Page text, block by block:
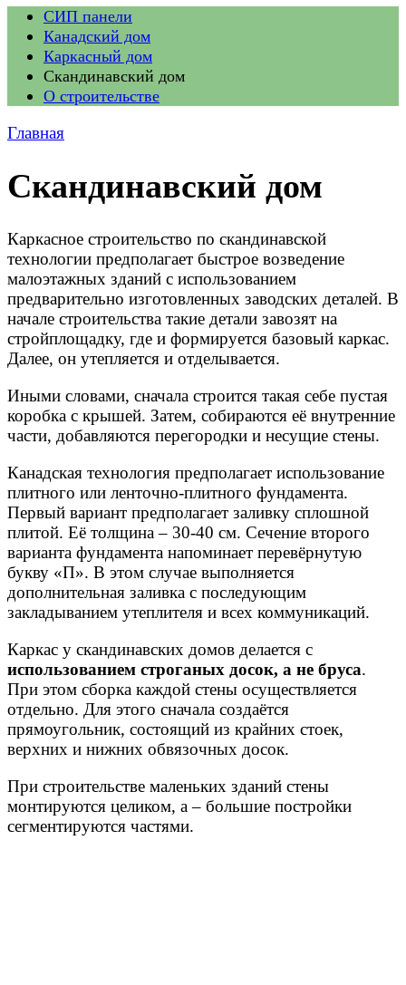
СИП панели
Канадский дом
Каркасный дом
Скандинавский дом
О строительстве
Главная
Скандинавский дом
Каркасное строительство по скандинавской
технологии предполагает быстрое возведение
малоэтажных зданий с использованием
предварительно изготовленных заводских деталей. В
начале строительства такие детали завозят на
стройплощадку, где и формируется базовый каркас.
Далее, он утепляется и отделывается.
Иными словами, сначала строится такая себе пустая
коробка с крышей. Затем, собираются её внутренние
части, добавляются перегородки и несущие стены.
Канадская технология предполагает использование
плитного или ленточно-плитного фундамента.
Первый вариант предполагает заливку сплошной
плитой. Её толщина – 30-40 см. Сечение второго
варианта фундамента напоминает перевёрнутую
букву «П». В этом случае выполняется
дополнительная заливка с последующим
закладыванием утеплителя и всех коммуникаций.
Каркас у скандинавских домов делается с
использованием строганых досок, а не бруса.
При этом сборка каждой стены осуществляется
отдельно. Для этого сначала создаётся
прямоугольник, состоящий из крайних стоек,
верхних и нижних обвязочных досок.
При строительстве маленьких зданий стены
монтируются целиком, а – большие постройки
сегментируются частями.